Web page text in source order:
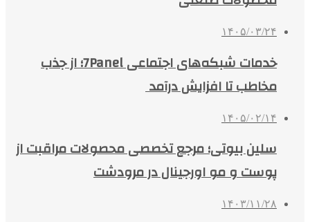
۱۴۰۵/۰۳/۲۴
خدمات شبکه‌های اجتماعی 7Panel؛ از جذب
مخاطب تا افزایش درآمد
۱۴۰۵/۰۲/۱۴
سلین بیوتی؛ مرجع تخصصی محصولات مراقبت از
پوست و مو اورجینال در مرودشت
۱۴۰۳/۱۱/۲۸